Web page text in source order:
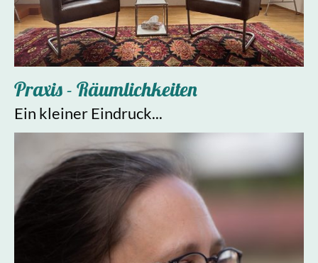
Praxis - Räumlichkeiten
Ein kleiner Eindruck...